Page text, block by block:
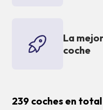
La
coche
239 coches en total